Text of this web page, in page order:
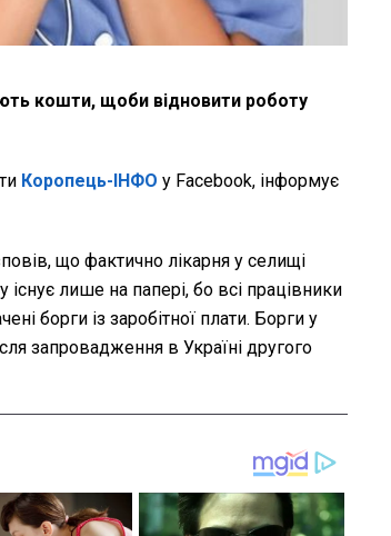
кошти, щоби відновити роботу
Коропець-ІНФО у Facebook, інформує
що фактично лікарня у селищі
лише на папері, бо всі працівники
борги із заробітної плати. Борги у
запровадження в Україні другого